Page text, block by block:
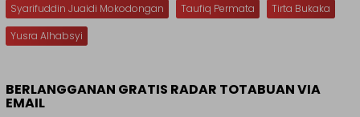
Syarifuddin Juaidi Mokodongan
Taufiq Permata
Tirta Bukaka
Yusra Alhabsyi
BERLANGGANAN GRATIS RADAR TOTABUAN VIA
EMAIL